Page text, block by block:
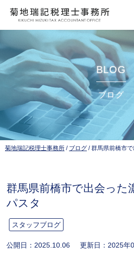
BLOG
ブログ
菊地瑞記税理士事務所 / ブログ /群馬県前橋市
群馬県前橋市で出会った
パスタ
スタッフブログ
公開日： 2025.10.06 更新日： 2025年